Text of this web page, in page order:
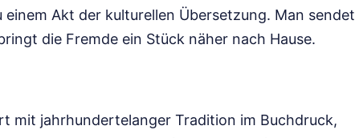
Akt der kulturellen Übersetzung. Man sendet
die Fremde ein Stück näher nach Hause.
mit jahrhundertelanger Tradition im Buchdruck,